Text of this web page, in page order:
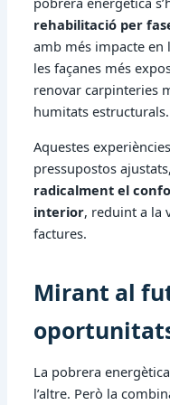
rehabilitació per
amb més impacte en
les façanes més
renovar carpinteries
humitats estructurals.
Aquestes
pressupostos
radicalment el
interior, reduint a la
factures.
Mirant al
La pobrera
l’altre. Però la